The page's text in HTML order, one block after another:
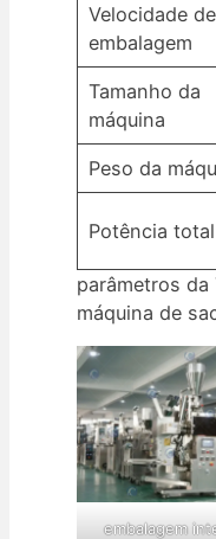
Velocidade de
embalagem
Tamanho da
máquina
Peso da
Potência total
parâmetros da
máquina de
embalagem